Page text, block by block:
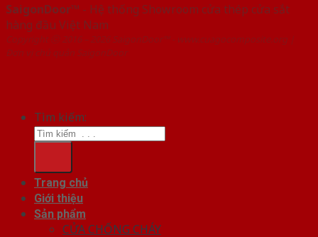
SaigonDoor™ - Hệ thống Showroom cửa thép cửa sắt
hàng đầu Việt Nam
Copyright ⓒ 2016 – 2026 SaigonDoor™ - www.cuagocomposite.org |
Đơn vị chủ quản SaigonDoor
Tìm kiếm:
Trang chủ
Giới thiệu
Sản phẩm
CỬA CHỐNG CHÁY